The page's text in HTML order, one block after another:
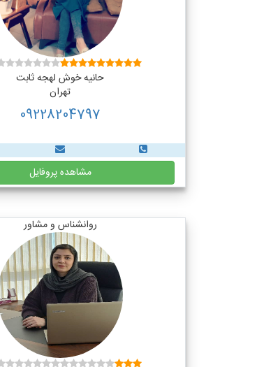
حانیه خوش لهجه ثابت
تهران
09228204797
مشاهده پروفایل
روانشناس و مشاور